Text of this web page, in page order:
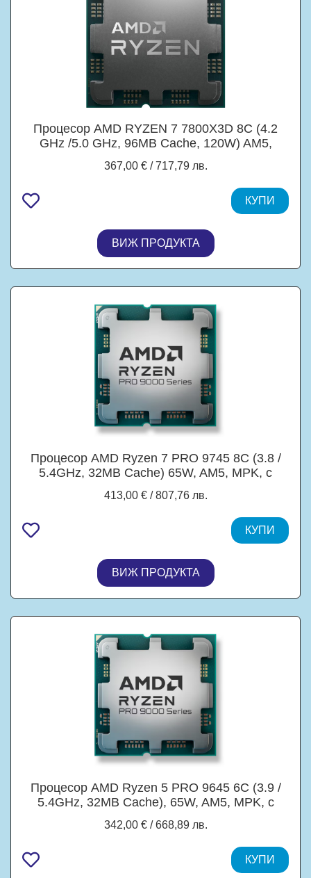
Процесор AMD RYZEN 7 7800X3D 8C (4.2
GHz /5.0 GHz, 96MB Cache, 120W) AM5,
367,00 € / 717,79 лв.
КУПИ
ВИЖ ПРОДУКТА
Процесор AMD Ryzen 7 PRO 9745 8C (3.8 /
5.4GHz, 32MB Cache) 65W, AM5, MPK, c
413,00 € / 807,76 лв.
КУПИ
ВИЖ ПРОДУКТА
Процесор AMD Ryzen 5 PRO 9645 6C (3.9 /
5.4GHz, 32MB Cache), 65W, AM5, MPK, с
342,00 € / 668,89 лв.
КУПИ